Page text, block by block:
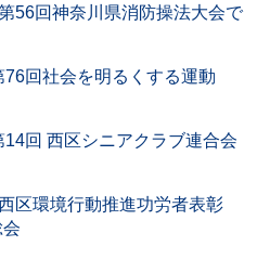
56回神奈川県消防操法大会で
回社会を明るくする運動
回 西区シニアクラブ連合会
区環境行動推進功労者表彰